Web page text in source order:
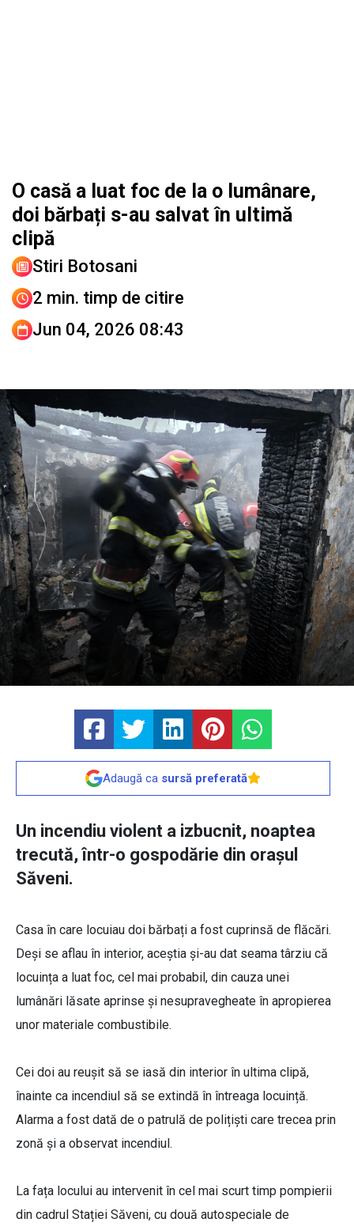
O casă a luat foc de la o lumânare,
doi bărbați s-au salvat în ultimă
clipă
Stiri Botosani
2 min. timp de citire
Jun 04, 2026 08:43
Adaugă ca sursă preferată
Un incendiu violent a izbucnit, noaptea
trecută, într-o gospodărie din orașul
Săveni.
Casa în care locuiau doi bărbați a fost cuprinsă de flăcări.
Deși se aflau în interior, aceștia și-au dat seama târziu că
locuința a luat foc, cel mai probabil, din cauza unei
lumânări lăsate aprinse și nesupravegheate în apropierea
unor materiale combustibile.
Cei doi au reușit să se iasă din interior în ultima clipă,
înainte ca incendiul să se extindă în întreaga locuință.
Alarma a fost dată de o patrulă de polițiști care trecea prin
zonă și a observat incendiul.
La fața locului au intervenit în cel mai scurt timp pompierii
din cadrul Stației Săveni, cu două autospeciale de